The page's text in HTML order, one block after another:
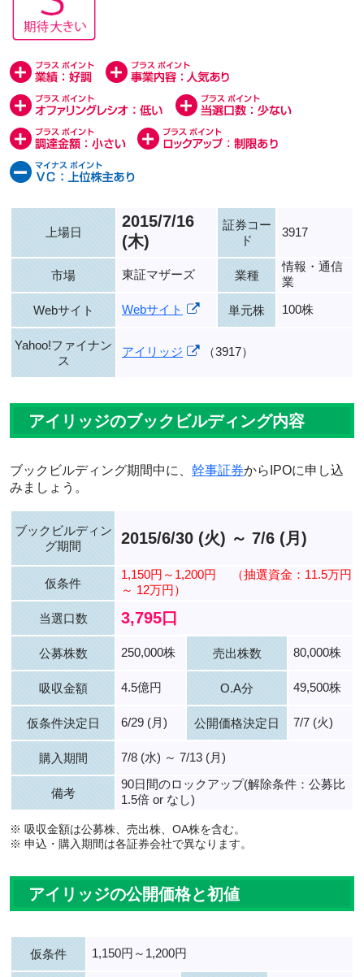
上場日
2015/7/16
(木)
証券コー
ド
3917
市場 東証マザーズ 業種
情報・通信
業
Webサイト Webサイト 単元株 100株
Yahoo!ファイナン
ス
アイリッジ （3917）
アイリッジのブックビルディング内容
ブックビルディング期間中に、 幹事証券からIPOに申し込
みましょう。
ブックビルディン
グ期間
2015/6/30 (火) ～ 7/6 (月)
仮条件
1,150円～1,200円
（抽選資金：11.5万円
～ 12万円）
当選口数 3,795口
公募株数 250,000株 売出株数 80,000株
吸収金額 4.5億円 O.A分 49,500株
仮条件決定日 6/29 (月) 公開価格決定日 7/7 (火)
購入期間 7/8 (水) ～ 7/13 (月)
備考
90日間のロックアップ(解除条件：公募比
1.5倍 or なし)
※ 吸収金額は公募株、売出株、OA株を含む。
※ 申込・購入期間は各証券会社で異なります。
アイリッジの公開価格と初値
仮条件 1,150円～1,200円